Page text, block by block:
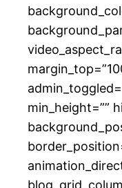
min_height=””